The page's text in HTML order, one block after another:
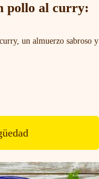
pollo al curry:
un almuerzo sabroso y